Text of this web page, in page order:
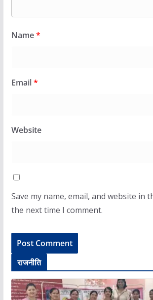
Name*
Email*
Website
Save my name, email, and website in
the next time I comment.
राजनीति